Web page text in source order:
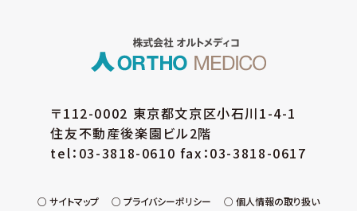
〒112-0002 東京都文京区小石川1-4-1
住友不動産後楽園ビル2階
tel：03-3818-0610 fax：03-3818-0617
サイトマップ プライバシーポリシー
個人情報の取り扱い